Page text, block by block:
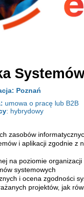
Poznań
umowa o pracę lub B2B
: hybrydowy
zasobów
i aplikacji zgodnie z
na poziomie organizacji
systemowych
i ocena zgodności
projektów, jak